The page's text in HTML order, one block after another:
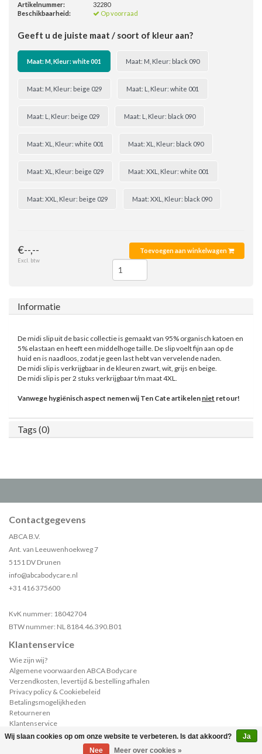
Artikelnummer:
32280
Beschikbaarheid:
Op voorraad
Geeft u de juiste maat / soort of kleur aan?
Maat: M, Kleur: white 001 Maat: M, Kleur: black 090
Maat: M, Kleur: beige 029 Maat: L, Kleur: white 001
Maat: L, Kleur: beige 029 Maat: L, Kleur: black 090
Maat: XL, Kleur: white 001 Maat: XL, Kleur: black 090
Maat: XL, Kleur: beige 029 Maat: XXL, Kleur: white 001
Maat: XXL, Kleur: beige 029 Maat: XXL, Kleur: black 090
€--,--
Excl. btw
Toevoegen aan winkelwagen
Informatie
De midi slip uit de basic collectie is gemaakt van 95% organisch katoen en
5% elastaan en heeft een middelhoge taille. De slip voelt fijn aan op de
huid en is naadloos, zodat je geen last hebt van vervelende naden.
De midi slip is verkrijgbaar in de kleuren zwart, wit, grijs en beige.
De midi slip is per 2 stuks verkrijgbaar t/m maat 4XL.
Vanwege hygiënisch aspect nemen wij Ten Cate artikelen niet retour!
Tags (0)
Contactgegevens
ABCA B.V.
Ant. van Leeuwenhoekweg 7
5151 DV Drunen
info@abcabodycare.nl
+31 416 375600
KvK nummer: 18042704
BTW nummer: NL 8184.46.390.B01
Klantenservice
Wie zijn wij?
Algemene voorwaarden ABCA Bodycare
Verzendkosten, levertijd & bestelling afhalen
Privacy policy & Cookiebeleid
Betalingsmogelijkheden
Retourneren
Klantenservice
Sample of catalogus aanvragen?
Wij slaan cookies op om onze website te verbeteren. Is dat akkoord?
Ja
Nee
Meer over cookies »